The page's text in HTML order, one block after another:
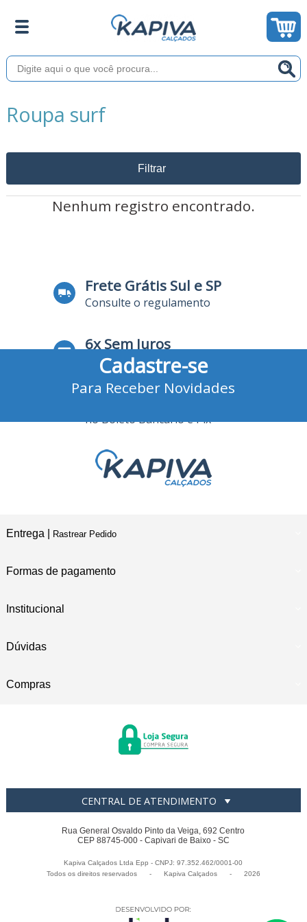
Roupa surf
Filtrar
Nenhum registro encontrado.
Frete Grátis Sul e SP
Consulte o regulamento
6x Sem Juros
no Cartão de Crédito
no Boleto Bancário e Pix
Cadastre-se
Para Receber Novidades
Entrega | Rastrear Pedido
Formas de pagamento
Institucional
Dúvidas
Compras
CENTRAL DE ATENDIMENTO
Rua General Osvaldo Pinto da Veiga, 692 Centro
CEP 88745-000 - Capivari de Baixo - SC
Kapiva Calçados Ltda Epp - CNPJ: 97.352.462/0001-00
Todos os direitos reservados
- Kapiva Calçados - 2026